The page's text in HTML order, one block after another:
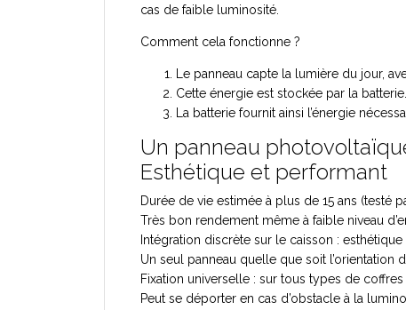
cas de faible luminosité.
Comment cela fonctionne ?
Le panneau capte la lumière du jour,
Cette énergie est stockée par la batterie.
La batterie fournit ainsi l’énergie
Un panneau
Esthétique et performant
Durée de vie estimée à plus de 15 ans (testé
Très bon rendement même à faible niveau
Intégration discrète sur le caisson :
Un seul panneau quelle que soit
Fixation universelle : sur tous types de
Peut se déporter en cas d’obstacle à la